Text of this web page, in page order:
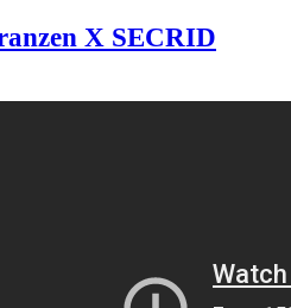
X SECRID